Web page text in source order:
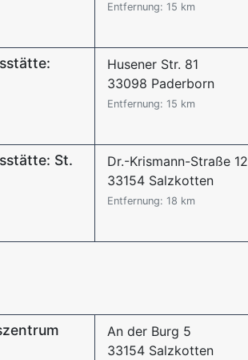
Entfernung: 15 km
Husener Str. 81
33098 Paderborn
Entfernung: 15 km
St.
Dr.-Krismann-Straße 12
33154 Salzkotten
Entfernung: 18 km
An der Burg 5
33154 Salzkotten